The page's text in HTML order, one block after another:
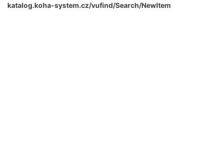
katalog.koha-system.cz/vufind/Search/NewItem